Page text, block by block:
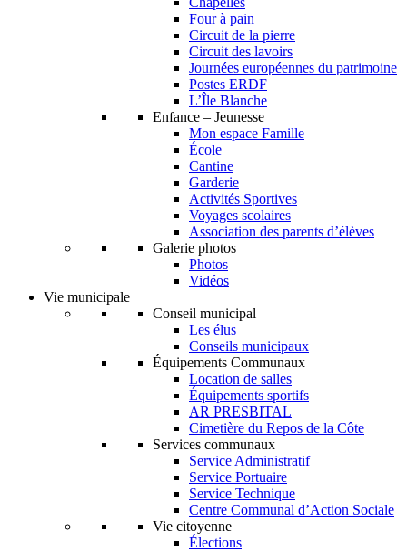
Four à pain
Circuit de la pierre
Circuit des lavoirs
Journées européennes du patrimoine
Postes ERDF
L’Île Blanche
Enfance – Jeunesse
Mon espace Famille
École
Cantine
Garderie
Activités Sportives
Voyages scolaires
Association des parents d’élèves
Galerie photos
Photos
Vidéos
Vie municipale
Conseil municipal
Les élus
Conseils municipaux
Équipements Communaux
Location de salles
Équipements sportifs
AR PRESBITAL
Cimetière du Repos de la Côte
Services communaux
Service Administratif
Service Portuaire
Service Technique
Centre Communal d’Action Sociale
Vie citoyenne
Élections